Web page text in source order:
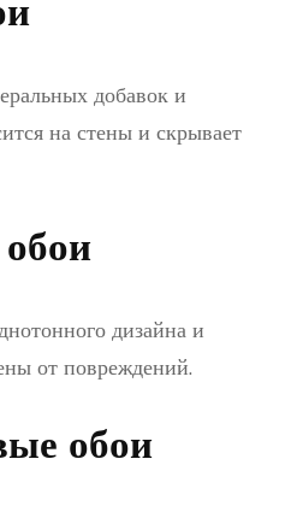
добавок и
на стены и скрывает
дизайна и
от повреждений.
обои